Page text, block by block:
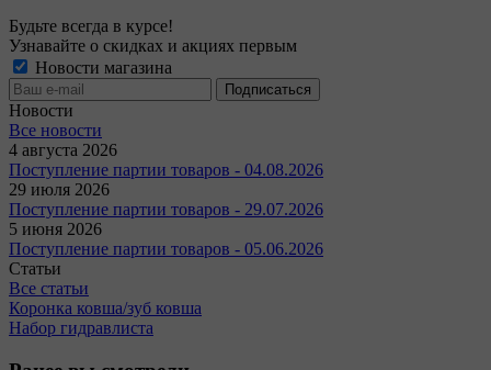
Будьте всегда в курсе!
Узнавайте о скидках и акциях первым
Новости магазина
Новости
Все новости
4 августа 2026
Поступление партии товаров - 04.08.2026
29 июля 2026
Поступление партии товаров - 29.07.2026
5 июня 2026
Поступление партии товаров - 05.06.2026
Статьи
Все статьи
Коронка ковша/зуб ковша
Набор гидравлиста